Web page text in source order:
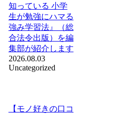
知っている 小学
生が勉強にハマる
強み学習法』（総
合法令出版）を編
集部が紹介します
2026.08.03
Uncategorized
【モノ好きの口コ